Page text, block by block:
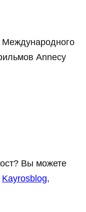
Международного
Annecy
Вы можете
Kayrosblog,